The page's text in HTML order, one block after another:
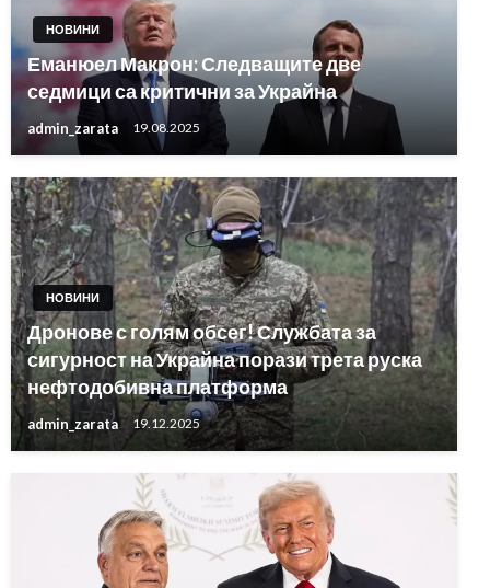
НОВИНИ
Еманюел Макрон: Следващите две
седмици са критични за Украйна
admin_zarata 19.08.2025
НОВИНИ
Дронове с голям обсег! Службата за
сигурност на Украйна порази трета руска
нефтодобивна платформа
admin_zarata 19.12.2025